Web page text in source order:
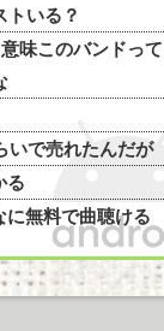
トいる？
味このバンドって
いで売れたんだが
る
無料で曲聴ける
で仕事がつまらな